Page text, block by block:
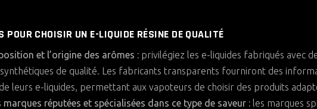
POUR CHOISIR UN E-LIQUIDE RÉSINE DE QUALITÉ
et l’origine des arômes : privilégiez les e-liquides fabriqués avec
de qualité. Les fabricants transparents fourniront des
leurs e-liquides, permettant aux vapoteurs de choisir des produits
marques réputées et spécialisées dans ce type de saveur : les marques